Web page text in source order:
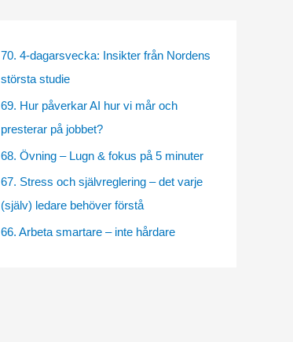
g
o
r
i
e
70. 4-dagarsvecka: Insikter från Nordens
största studie
69. Hur påverkar AI hur vi mår och
presterar på jobbet?
68. Övning – Lugn & fokus på 5 minuter
67. Stress och självreglering – det varje
(själv) ledare behöver förstå
66. Arbeta smartare – inte hårdare